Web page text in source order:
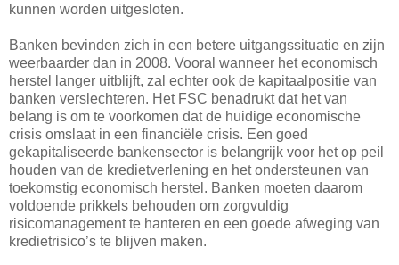
kunnen worden uitgesloten.
Banken bevinden zich in een betere uitgangssituatie en zijn
weerbaarder dan in 2008. Vooral wanneer het economisch
herstel langer uitblijft, zal echter ook de kapitaalpositie van
banken verslechteren. Het FSC benadrukt dat het van
belang is om te voorkomen dat de huidige economische
crisis omslaat in een financiële crisis. Een goed
gekapitaliseerde bankensector is belangrijk voor het op peil
houden van de kredietverlening en het ondersteunen van
toekomstig economisch herstel. Banken moeten daarom
voldoende prikkels behouden om zorgvuldig
risicomanagement te hanteren en een goede afweging van
kredietrisico’s te blijven maken.